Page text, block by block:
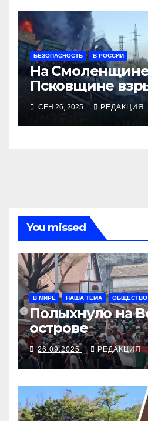
БЕЗОПАСНОСТЬ В РОССИИ
На Смоленщине
Псковщине
СЕН 26, 2025 РЕДАКЦИЯ
You missed
В МИРЕ НАША ТЕМА ОБЩЕСТВО
Полыхнуло на
острове
26.09.2025 РЕДАКЦИЯ